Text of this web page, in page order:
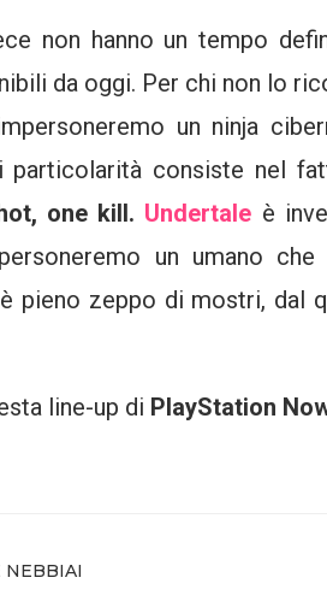
non hanno un tempo
da oggi. Per chi non lo
un ninja
particolarità consiste nel
one kill. Undertale è
un umano
pieno zeppo di mostri, dal
line-up di PlayStation
NEBBIAI